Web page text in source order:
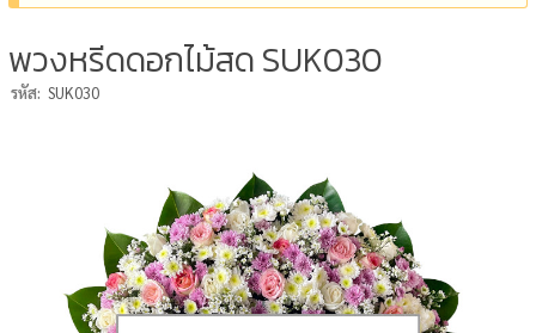
พวงหรีดดอกไม้สด SUK030
รหัส: SUK030